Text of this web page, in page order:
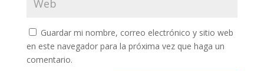
Guardar mi nombre, correo electrónico y sitio web
en este navegador para la próxima vez que haga un
comentario.